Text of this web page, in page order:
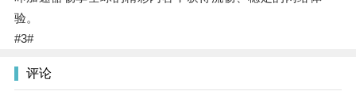
验。
#3#
评论